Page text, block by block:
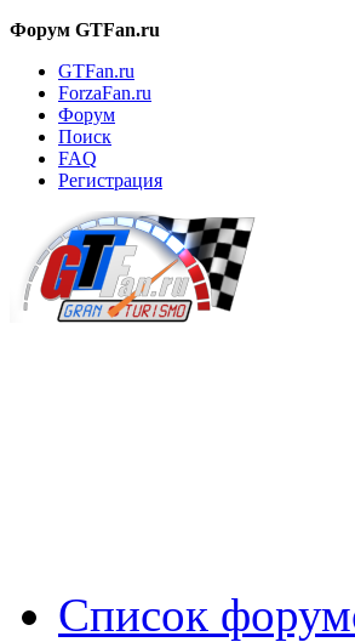
Форум GTFan.ru
GTFan.ru
ForzaFan.ru
Форум
Поиск
FAQ
Регистрация
Список